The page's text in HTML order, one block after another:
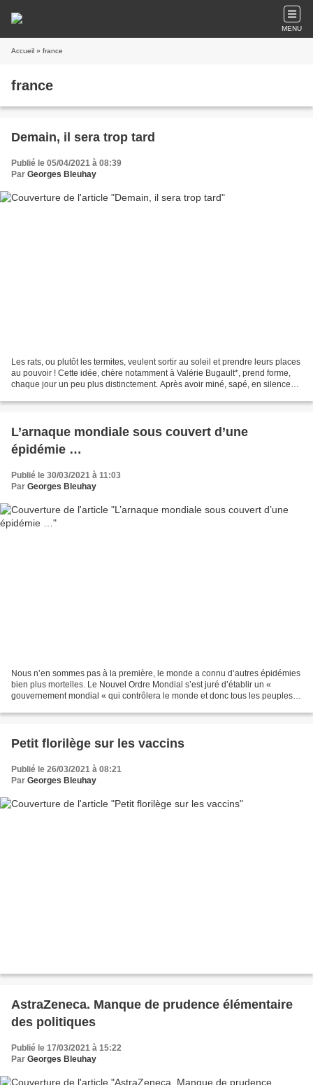
MENU
Accueil » france
france
Demain, il sera trop tard
Publié le 05/04/2021 à 08:39
Par Georges Bleuhay
Les rats, ou plutôt les termites, veulent sortir au soleil et prendre leurs places
au pouvoir ! Cette idée, chère notamment à Valérie Bugault*, prend forme,
chaque jour un peu plus distinctement. Après avoir miné, sapé, en silence
L’arnaque mondiale sous couvert d’une
épidémie …
Publié le 30/03/2021 à 11:03
Par Georges Bleuhay
Nous n’en sommes pas à la première, le monde a connu d’autres épidémies
bien plus mortelles. Le Nouvel Ordre Mondial s’est juré d’établir un «
gouvernement mondial « qui contrôlera le monde et donc tous les peuples.
Petit florilège sur les vaccins
Publié le 26/03/2021 à 08:21
Par Georges Bleuhay
AstraZeneca. Manque de prudence élémentaire
des politiques
Publié le 17/03/2021 à 15:22
Par Georges Bleuhay